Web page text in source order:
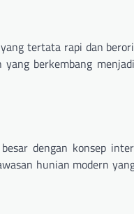
tertata rapi dan
yang berkembang
dengan konsep
hunian modern